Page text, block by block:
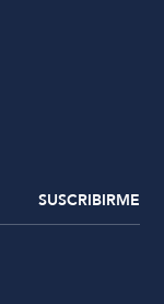
SUSCRIBIRME